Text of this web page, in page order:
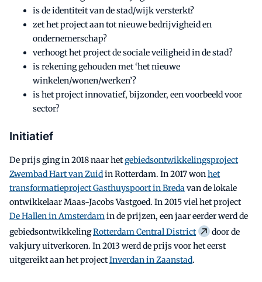
is de identiteit van de stad/wijk versterkt?
zet het project aan tot nieuwe bedrijvigheid en
ondernemerschap?
verhoogt het project de sociale veiligheid in de stad?
is rekening gehouden met ‘het nieuwe
winkelen/wonen/werken’?
is het project innovatief, bijzonder, een voorbeeld voor
sector?
Initiatief
De prijs ging in 2018 naar hetgebiedsontwikkelingsproject
Zwembad Hart van Zuidin Rotterdam. In 2017 wonhet
transformatieproject Gasthuyspoort in Bredavan de lokale
ontwikkelaar Maas-Jacobs Vastgoed. In 2015 viel het project
De Hallen in Amsterdamin de prijzen, een jaar eerder werd de
gebiedsontwikkelingRotterdam Central District
door de
vakjury uitverkoren. In 2013 werd de prijs voor het eerst
uitgereikt aan het projectInverdan in Zaanstad.